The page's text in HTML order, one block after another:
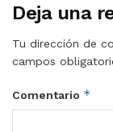
Deja una
Tu dirección de
campos
Comentario *